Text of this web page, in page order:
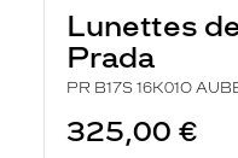
Lunettes
Prada
PR B17S 16K01O
325,00 €